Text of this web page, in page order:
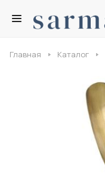
Главная Каталог